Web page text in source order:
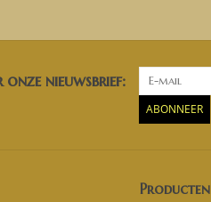
nieuwsbrief:
ABONNEER
Producten